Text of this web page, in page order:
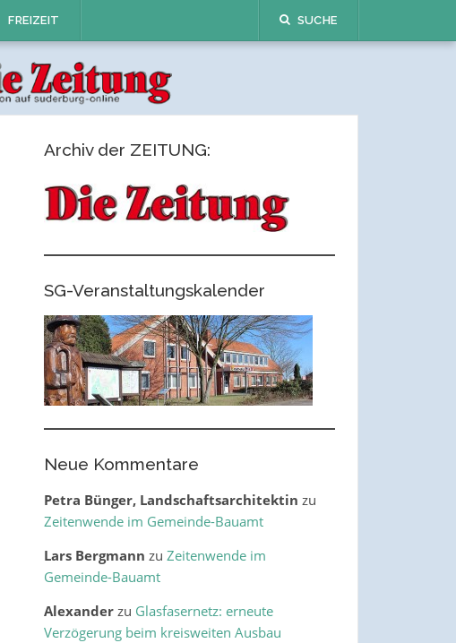
FREIZEIT SUCHE
Archiv der ZEITUNG:
SG-Veranstaltungskalender
Neue Kommentare
Petra Bünger, Landschaftsarchitektin zu
Zeitenwende im Gemeinde-Bauamt
Lars Bergmann zu Zeitenwende im
Gemeinde-Bauamt
Alexanderzu Glasfasernetz: erneute
Verzögerung beim kreisweiten Ausbau